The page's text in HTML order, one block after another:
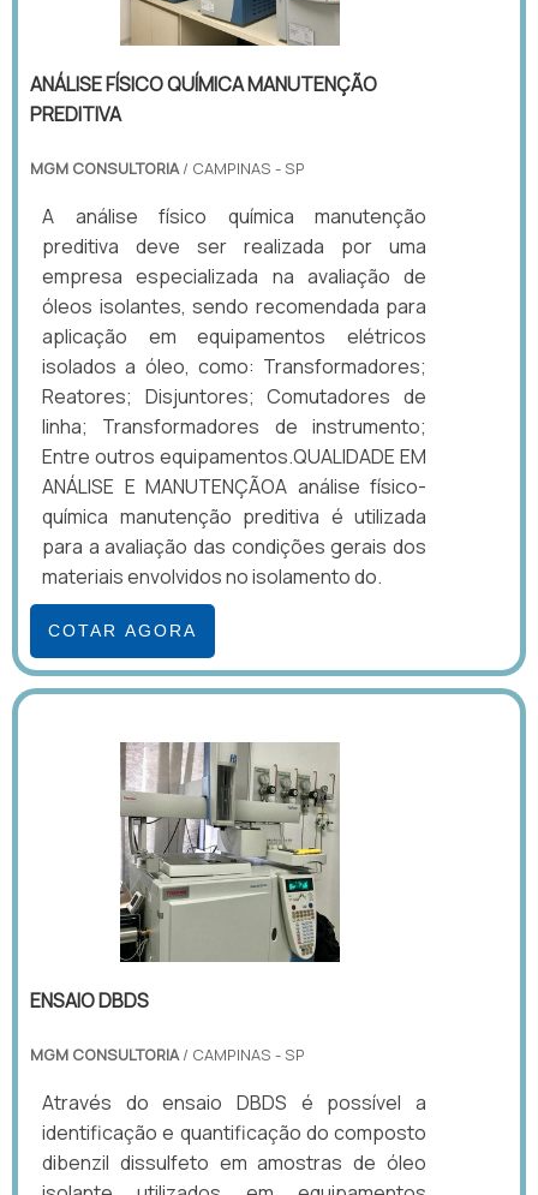
ANÁLISE FÍSICO QUÍMICA MANUTENÇÃO
PREDITIVA
MGM CONSULTORIA/ CAMPINAS - SP
A análise físico química manutenção
preditiva deve ser realizada por uma
empresa especializada na avaliação de
óleos isolantes, sendo recomendada para
aplicação em equipamentos elétricos
isolados a óleo, como: Transformadores;
Reatores; Disjuntores; Comutadores de
linha; Transformadores de instrumento;
Entre outros equipamentos.QUALIDADE EM
ANÁLISE E MANUTENÇÃOA análise físico-
química manutenção preditiva é utilizada
para a avaliação das condições gerais dos
materiais envolvidos no isolamento do.
COTAR AGORA
ENSAIO DBDS
MGM CONSULTORIA/ CAMPINAS - SP
Através do ensaio DBDS é possível a
identificação e quantificação do composto
dibenzil dissulfeto em amostras de óleo